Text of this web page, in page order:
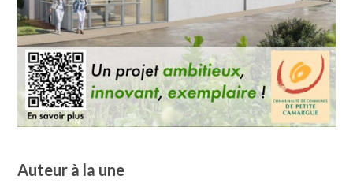
Auteur à la une